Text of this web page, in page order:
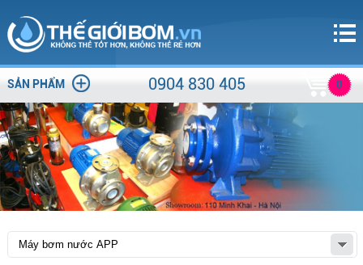
SẢN PHẨM 0904 830 405 0